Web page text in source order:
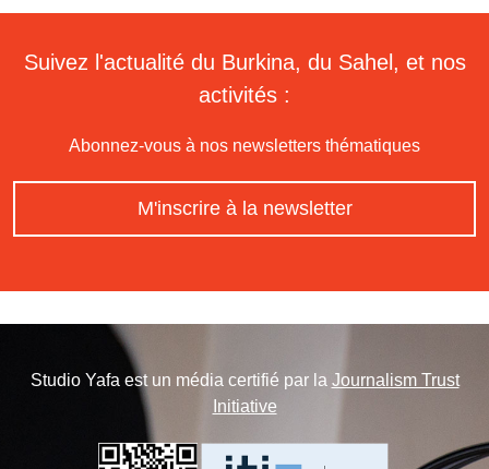
Suivez l'actualité du Burkina, du Sahel, et nos
activités :
Abonnez-vous à nos newsletters thématiques
M'inscrire à la newsletter
Studio Yafa est un média certifié par la Journalism Trust
Initiative